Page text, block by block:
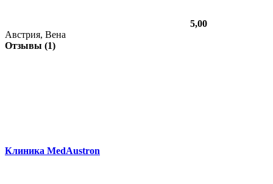
5,00
Австрия, Вена
Отзывы (1)
Клиника MedAustron